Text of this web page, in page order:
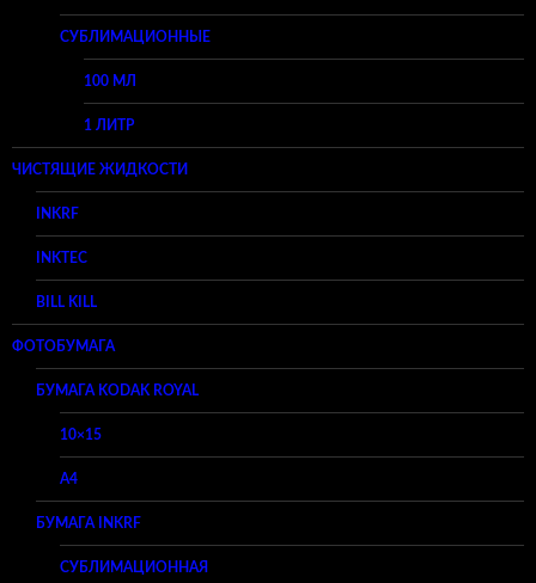
СУБЛИМАЦИОННЫЕ
100 МЛ
1 ЛИТР
ЧИСТЯЩИЕ ЖИДКОСТИ
INKRF
INKTEC
BILL KILL
ФОТОБУМАГА
БУМАГА KODAK ROYAL
10×15
A4
БУМАГА INKRF
СУБЛИМАЦИОННАЯ